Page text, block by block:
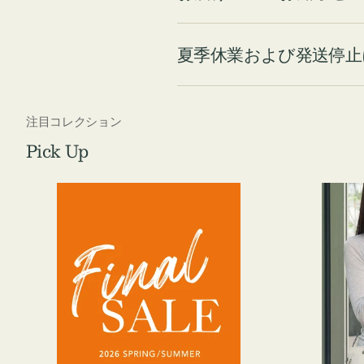
夏季休業および発送停
注目コレクション
Pick Up